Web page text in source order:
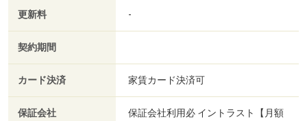
更新料 -
契約期間
カード決済 家賃カード決済可
保証会社
保証会社利用必 イントラスト【月額